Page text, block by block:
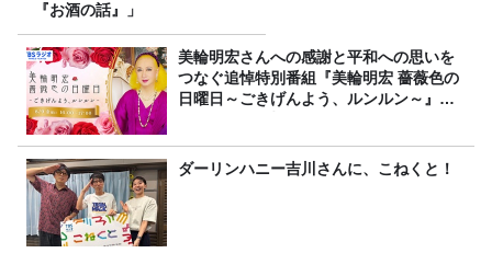
『お酒の話』」
美輪明宏さんへの感謝と平和への思いを
つなぐ追悼特別番組『美輪明宏 薔薇色の
日曜日～ごきげんよう、ルンルン～』
ダーリンハニー吉川さんに、こねくと！